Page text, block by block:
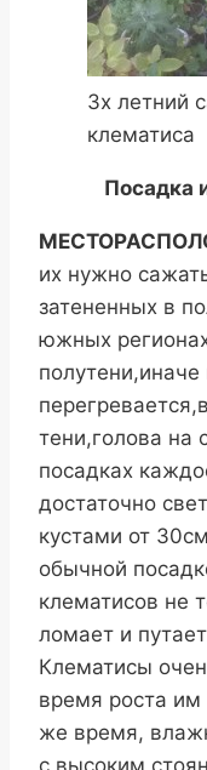
3х летний
клематиса
Посадка
их нужно
затененных в
южных
тени,голова на
посадках
достаточно
кустами от
обычной
клематисов не
ломает и
Клематисы
время роста
же время,
с высоким